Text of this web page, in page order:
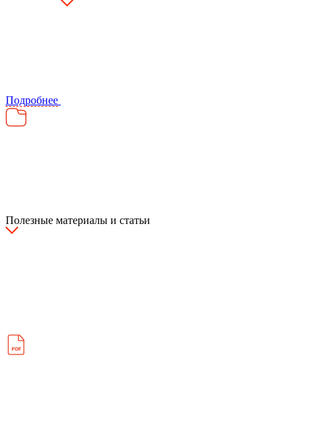
Подробнее
Полезные материалы и статьи